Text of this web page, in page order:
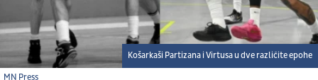
MN Press
Košarkaši Partizana i Virtusa u dve različite epohe